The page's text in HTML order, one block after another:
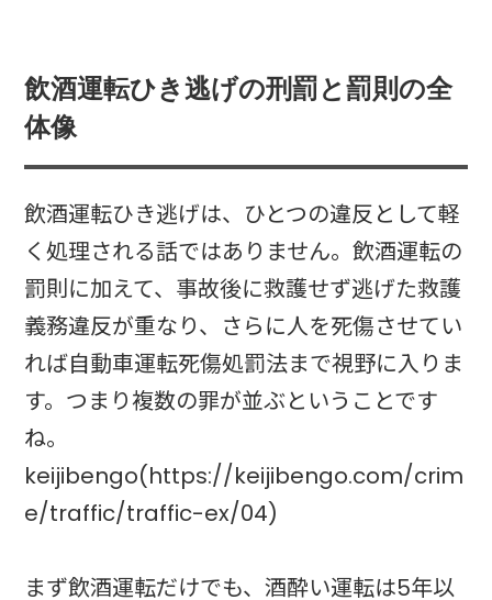
飲酒運転ひき逃げの刑罰と罰則の全
体像
飲酒運転ひき逃げは、ひとつの違反として軽
く処理される話ではありません。飲酒運転の
罰則に加えて、事故後に救護せず逃げた救護
義務違反が重なり、さらに人を死傷させてい
れば自動車運転死傷処罰法まで視野に入りま
す。つまり複数の罪が並ぶということです
ね。
keijibengo(https://keijibengo.com/crim
e/traffic/traffic-ex/04)
まず飲酒運転だけでも、酒酔い運転は5年以